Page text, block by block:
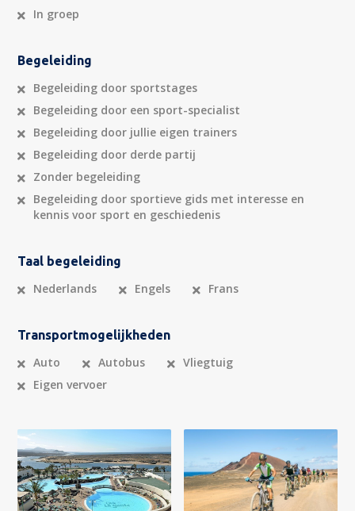
In groep
Begeleiding
Begeleiding door sportstages
Begeleiding door een sport-specialist
Begeleiding door jullie eigen trainers
Begeleiding door derde partij
Zonder begeleiding
Begeleiding door sportieve gids met interesse en
kennis voor sport en geschiedenis
Taal begeleiding
Nederlands Engels Frans
Transportmogelijkheden
Auto Autobus
Vliegtuig
Eigen vervoer